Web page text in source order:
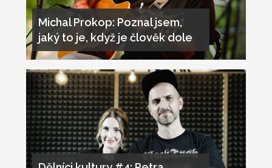
Michal Prokop: Poznal jsem,
jaký to je, když je člověk dole